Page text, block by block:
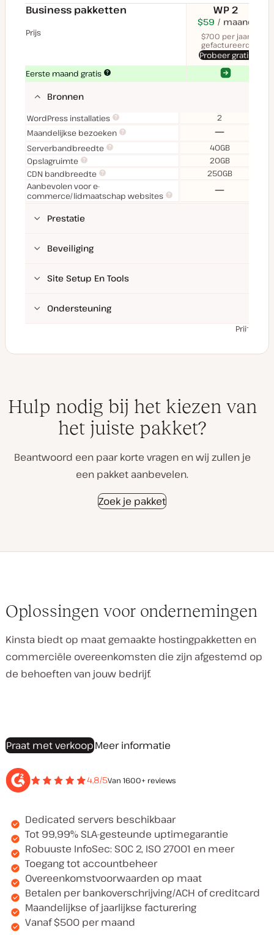
Business pakketten WP 2
Prijs
USD
maand
$59 USD
maand
$700 per jaar
gefactureerd
Probeer gratis
Eerste maand gratis
Ja
Bronnen
WordPress installaties
2
Maandelijkse bezoeken
Serverbandbreedte
40GB
Opslagruimte
20GB
CDN bandbreedte
250GB
Aanbevolen voor e-
commerce/lidmaatschap websites
Prestatie
Beveiliging
Site Setup En Tools
Ondersteuning
Prijzen
Hulp nodig bij het kiezen van
het juiste pakket?
Beantwoord een paar korte vragen en wij zullen je
een pakket aanbevelen.
Zoek je pakket
Oplossingen voor ondernemingen
Kinsta biedt op maat gemaakte hostingpakketten en
commerciële overeenkomsten die zijn afgestemd op
de behoeften van jouw bedrijf.
Praat met verkoopMeer informatie
4,8/5Van 1600+ reviews
Dedicated servers beschikbaar
Tot 99,99% SLA-gesteunde uptimegarantie
Robuuste InfoSec: SOC 2, ISO 27001 en meer
Toegang tot accountbeheer
Overeenkomstvoorwaarden op maat
Betalen per bankoverschrijving/ACH of creditcard
Maandelijkse of jaarlijkse facturering
Vanaf $500 per maand